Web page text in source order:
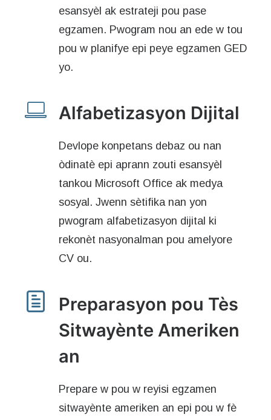
esansyèl ak estrateji pou pase
egzamen. Pwogram nou an ede w tou
pou w planifye epi peye egzamen GED
yo.
Alfabetizasyon Dijital
Devlope konpetans debaz ou nan
òdinatè epi aprann zouti esansyèl
tankou Microsoft Office ak medya
sosyal. Jwenn sètifika nan yon
pwogram alfabetizasyon dijital ki
rekonèt nasyonalman pou amelyore
CV ou.
Preparasyon pou Tès
Sitwayènte Ameriken
an
Prepare w pou w reyisi egzamen
sitwayènte ameriken an epi pou w fè